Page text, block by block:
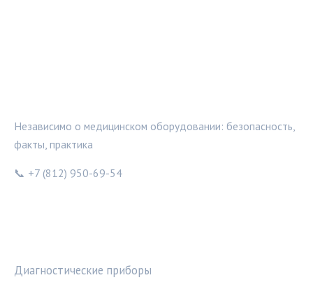
Независимо о медицинском оборудовании: безопасность,
факты, практика
📞 +7 (812) 950-69-54
Диагностические приборы